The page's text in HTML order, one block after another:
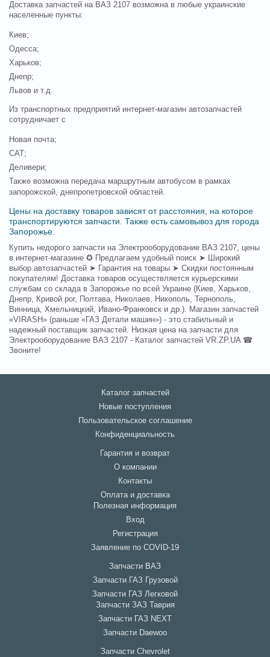
Доставка запчастей на ВАЗ 2107 возможна в любые украинские
населенные пункты:
Киев;
Одесса;
Харьков;
Днепр;
Львов и т.д.
Из транспортных предприятий интернет-магазин автозапчастей
сотрудничает с
Новая почта;
САТ;
Деливери;
Также возможна передача маршрутным автобусом в рамках
запорожской, днепропетровской областей.
Цены на доставку товаров зависят от расстояния, на которое
транспортируются запчасти. Также есть самовывоз для города
Запорожье.
Купить недорого запчасти на Электрооборудование ВАЗ 2107, цены
в интернет-магазине ✪ Предлагаем удобный поиск ➤ Широкий
выбор автозапчастей ➤ Гарантия на товары ➤ Скидки постоянным
покупателям! Доставка товаров осуществляется курьерскими
службам со склада в Запорожье по всей Украине (Киев, Харьков,
Днепр, Кривой рог, Полтава, Николаев, Никополь, Тернополь,
Винница, Хмельницкий, Ивано-Франковск и др.). Магазин запчастей
«VIRASH» (раньше «ГАЗ Детали машин») - это стабильный и
надежный поставщик запчастей. Низкая цена на запчасти для
Электрооборудование ВАЗ 2107 - Каталог запчастей VR.ZP.UA ☎
Звоните!
Каталог запчастей
Новые поступления
Пользовательское соглашение
Конфиденциальность
Гарантия и возврат
О компании
Контакты
Оплата и доставка
Полезная информация
Вход
Регистрация
Заявление по COVID-19
Запчасти ВАЗ
Запчасти ГАЗ Грузовой
Запчасти ГАЗ Легковой
Запчасти ЗАЗ Таврия
Запчасти ГАЗ NEXT
Запчасти Daewoo
Запчасти Chevrolet